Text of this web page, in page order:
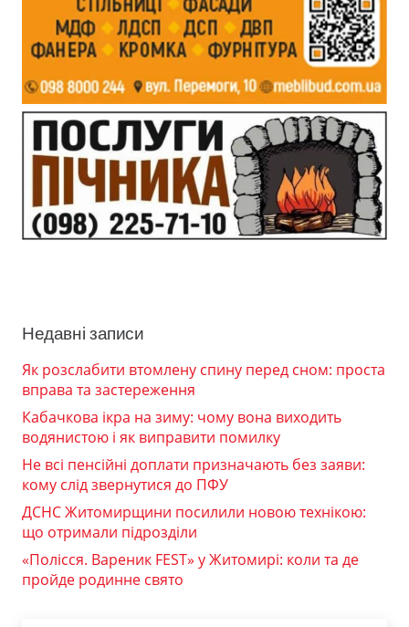
Недавні записи
Як розслабити втомлену спину перед сном: проста
вправа та застереження
Кабачкова ікра на зиму: чому вона виходить
водянистою і як виправити помилку
Не всі пенсійні доплати призначають без заяви:
кому слід звернутися до ПФУ
ДСНС Житомирщини посилили новою технікою:
що отримали підрозділи
«Полісся. Вареник FEST» у Житомирі: коли та де
пройде родинне свято